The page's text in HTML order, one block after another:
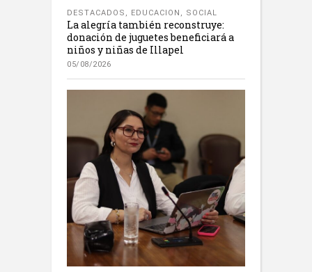
DESTACADOS , EDUCACION , SOCIAL
La alegría también reconstruye:
donación de juguetes beneficiará a
niños y niñas de Illapel
05/08/2026